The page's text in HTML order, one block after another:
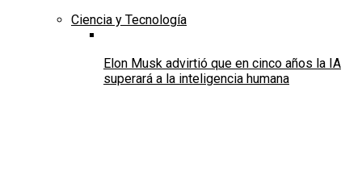
Ciencia y Tecnología
Elon Musk advirtió que en cinco años la IA
superará a la inteligencia humana